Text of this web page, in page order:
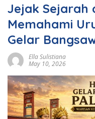
Jejak Sejarah
Memahami
Gelar
Ella Sulistiana
May 10, 2026